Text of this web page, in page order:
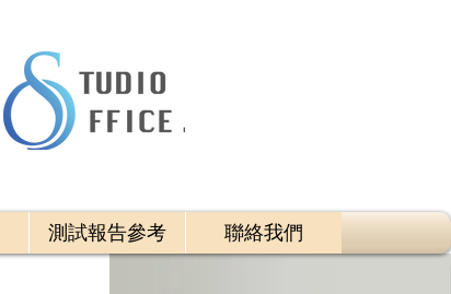
測試報告參考 聯絡我們